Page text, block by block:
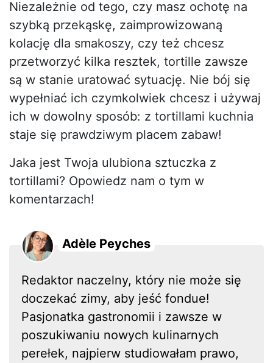
Niezależnie od tego, czy masz ochotę na
szybką przekąskę, zaimprowizowaną
kolację dla smakoszy, czy też chcesz
przetworzyć kilka resztek, tortille zawsze
są w stanie uratować sytuację. Nie bój się
wypełniać ich czymkolwiek chcesz i używaj
ich w dowolny sposób: z tortillami kuchnia
staje się prawdziwym placem zabaw!
Jaka jest Twoja ulubiona sztuczka z
tortillami? Opowiedz nam o tym w
komentarzach!
Adèle Peyches
Redaktor naczelny, który nie może się
doczekać zimy, aby jeść fondue!
Pasjonatka gastronomii i zawsze w
poszukiwaniu nowych kulinarnych
perełek, najpierw studiowałam prawo,